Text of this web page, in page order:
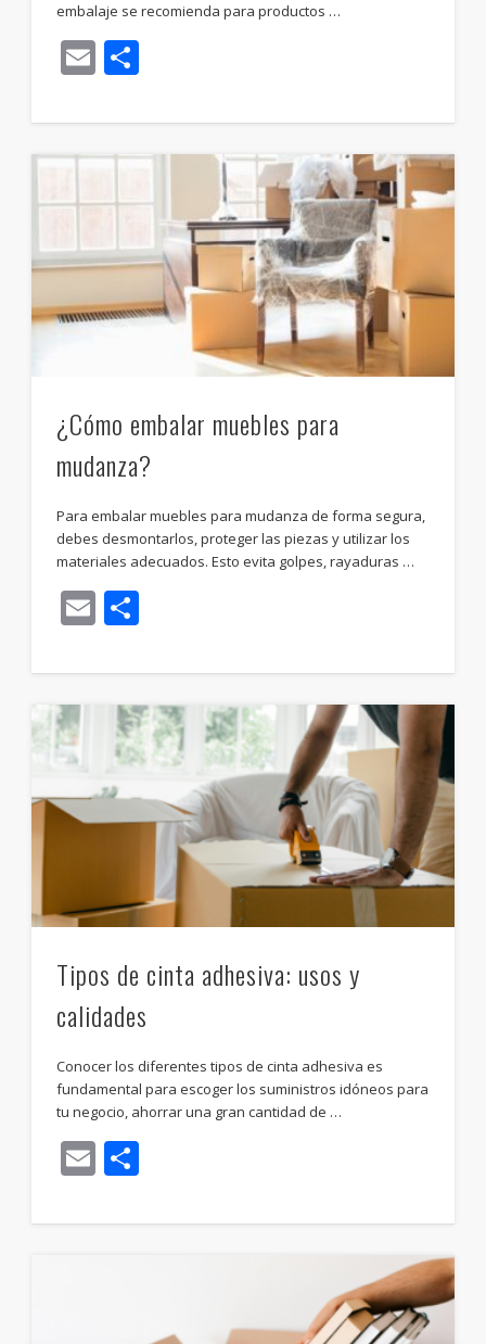
embalaje se recomienda para productos …
Email
¿Cómo embalar muebles para
mudanza?
Para embalar muebles para mudanza de forma segura,
debes desmontarlos, proteger las piezas y utilizar los
materiales adecuados. Esto evita golpes, rayaduras …
Email
Tipos de cinta adhesiva: usos y
calidades
Conocer los diferentes tipos de cinta adhesiva es
fundamental para escoger los suministros idóneos para
tu negocio, ahorrar una gran cantidad de …
Email